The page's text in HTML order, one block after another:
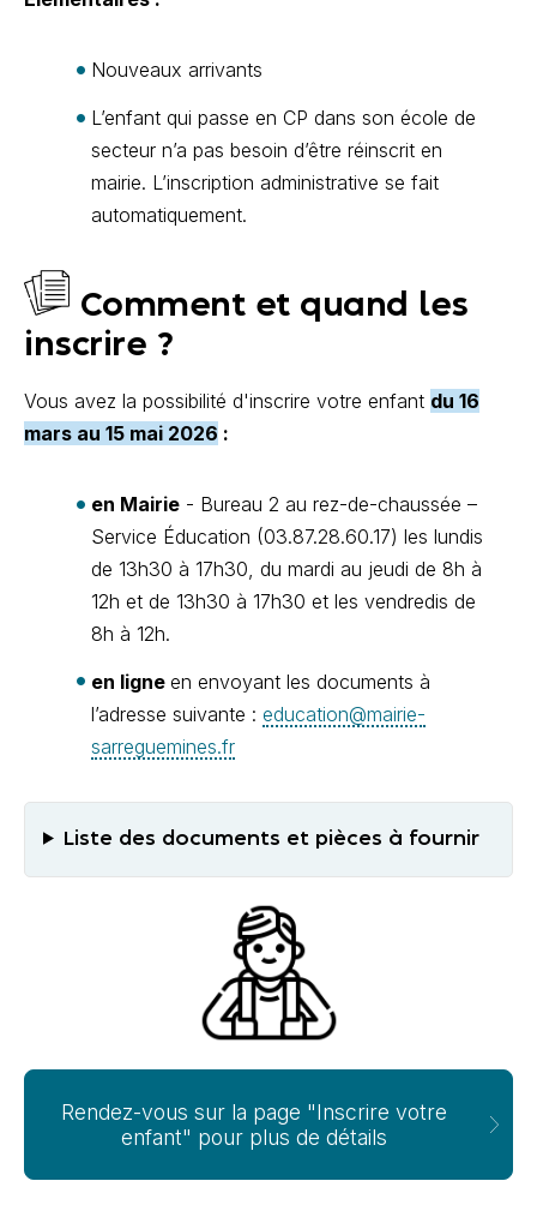
Nouveaux arrivants
L’enfant qui passe en CP dans son école de
secteur n’a pas besoin d’être réinscrit en
mairie. L’inscription administrative se fait
automatiquement.
Comment et quand les
inscrire ?
Vous avez la possibilité d'inscrire votre enfant du 16
mars au 15 mai 2026 :
en Mairie - Bureau 2 au rez-de-chaussée –
Service Éducation (03.87.28.60.17) les lundis
de 13h30 à 17h30, du mardi au jeudi de 8h à
12h et de 13h30 à 17h30 et les vendredis de
8h à 12h.
en ligne en envoyant les documents à
l’adresse suivante : education@mairie-
sarreguemines.fr
Liste des documents et pièces à fournir
Rendez-vous sur la page "Inscrire votre
enfant" pour plus de détails